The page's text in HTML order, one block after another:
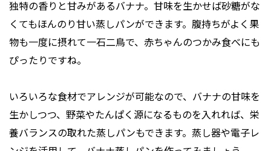
独特の香りと甘みがあるバナナ。甘味を生かせば砂糖がな
くてもほんのり甘い蒸しパンができます。腹持ちがよく果
物も一度に摂れて一石二鳥で、赤ちゃんのつかみ食べにも
ぴったりですね。
いろいろな食材でアレンジが可能なので、バナナの甘味を
生かしつつ、野菜やたんぱく源になるものを入れれば、栄
養バランスの取れた蒸しパンもできます。蒸し器や電子レ